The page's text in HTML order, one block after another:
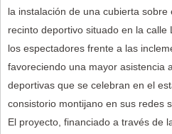
la instalación de una cubierta
recinto deportivo situado en la calle
los espectadores frente a las
favoreciendo una mayor asistencia
deportivas que se celebran en el
consistorio montijano en sus redes
El proyecto, financiado a través de